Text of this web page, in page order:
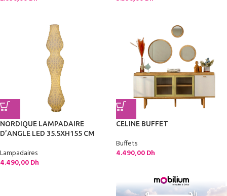
NORDIQUE LAMPADAIRE
D’ANGLE LED 35.5XH155 CM
Lampadaires
4.490,00Dh
CELINE BUFFET
Buffets
4.490,00Dh